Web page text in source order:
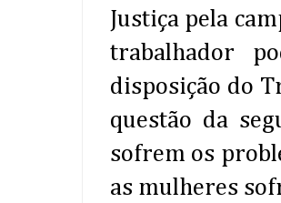
Justiça pela
trabalhador
disposição do
questão da
sofrem os
as mulheres